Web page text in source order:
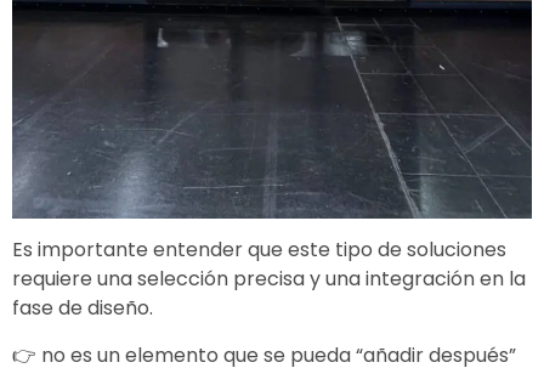
Es importante entender que este tipo de soluciones
requiere una selección precisa y una integración en la
fase de diseño.
👉 no es un elemento que se pueda “añadir después”